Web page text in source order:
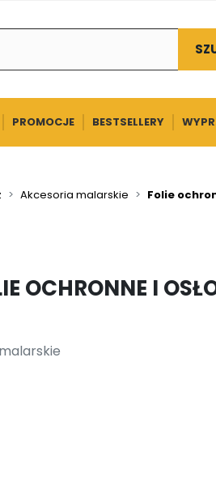
PROMOCJE BESTSELLERY
Akcesoria malarskie Folie
OCHRONNE I